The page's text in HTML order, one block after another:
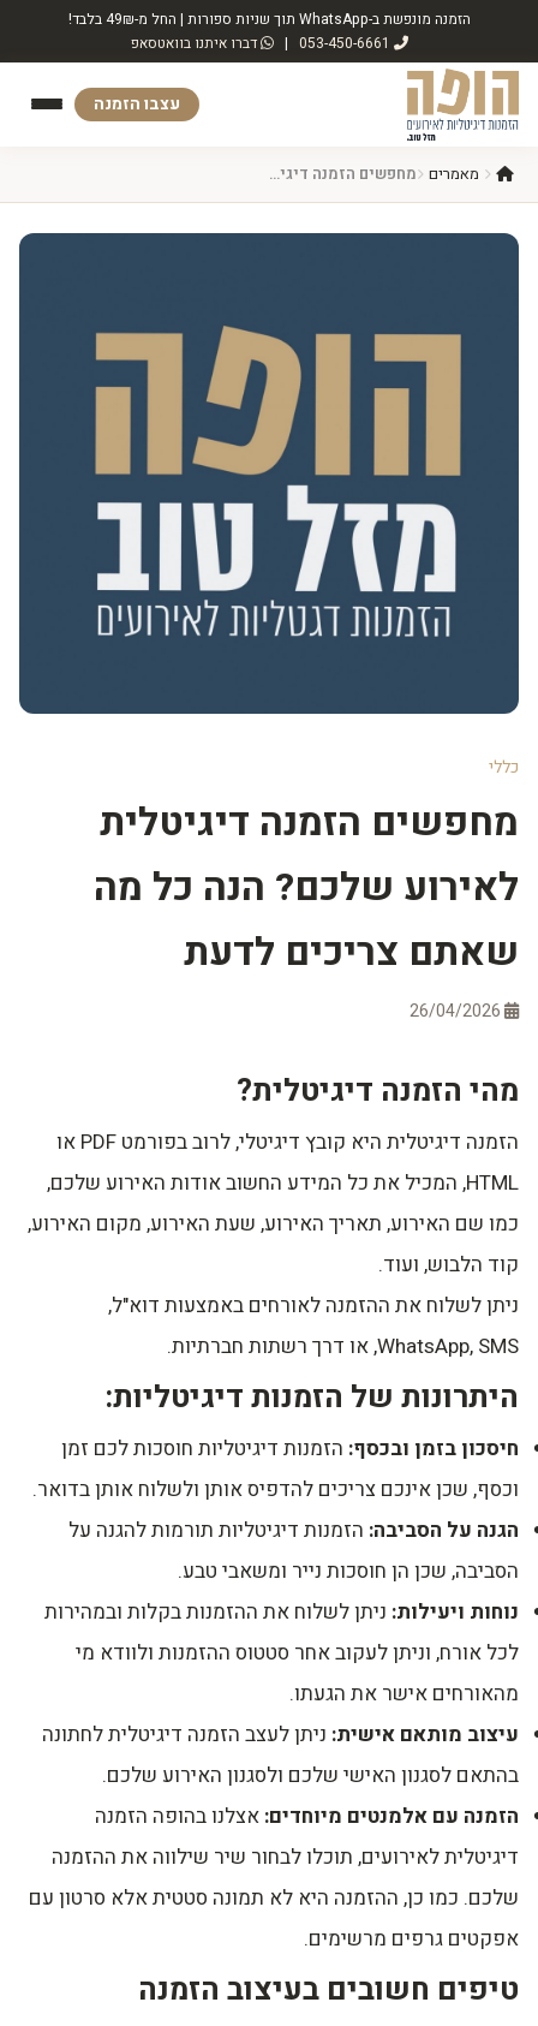
הזמנה מונפשת ב-WhatsApp תוך שניות ספורות | החל מ-49₪ בלבד!
| דברו איתנו בוואטסאפ
עצבו הזמנה
מאמרים מחפשים הזמנה דיגיטלית לאירוע שלכם? הנה כל מה שאתם צריכים לדעת
כללי
מחפשים הזמנה דיגיטלית
לאירוע שלכם? הנה כל מה
שאתם צריכים לדעת
מהי הזמנה דיגיטלית?
הזמנה דיגיטלית היא קובץ דיגיטלי, לרוב בפורמט PDF או
HTML, המכיל את כל המידע החשוב אודות האירוע שלכם,
כמו שם האירוע, תאריך האירוע, שעת האירוע, מקום האירוע,
קוד הלבוש, ועוד.
ניתן לשלוח את ההזמנה לאורחים באמצעות דוא"ל,
WhatsApp, SMS, או דרך רשתות חברתיות.
היתרונות של הזמנות דיגיטליות:
חיסכון בזמן ובכסף: הזמנות דיגיטליות חוסכות לכם זמן
וכסף, שכן אינכם צריכים להדפיס אותן ולשלוח אותן בדואר.
הגנה על הסביבה: הזמנות דיגיטליות תורמות להגנה על
הסביבה, שכן הן חוסכות נייר ומשאבי טבע.
נוחות ויעילות: ניתן לשלוח את ההזמנות בקלות ובמהירות
לכל אורח, וניתן לעקוב אחר סטטוס ההזמנות ולוודא מי
מהאורחים אישר את הגעתו.
עיצוב מותאם אישית: ניתן לעצב הזמנה דיגיטלית לחתונה
בהתאם לסגנון האישי שלכם ולסגנון האירוע שלכם.
הזמנה עם אלמנטים מיוחדים: אצלנו בהופה הזמנה
דיגיטלית לאירועים, תוכלו לבחור שיר שילווה את ההזמנה
שלכם. כמו כן, ההזמנה היא לא תמונה סטטית אלא סרטון עם
אפקטים גרפים מרשימים.
טיפים חשובים בעיצוב הזמנה